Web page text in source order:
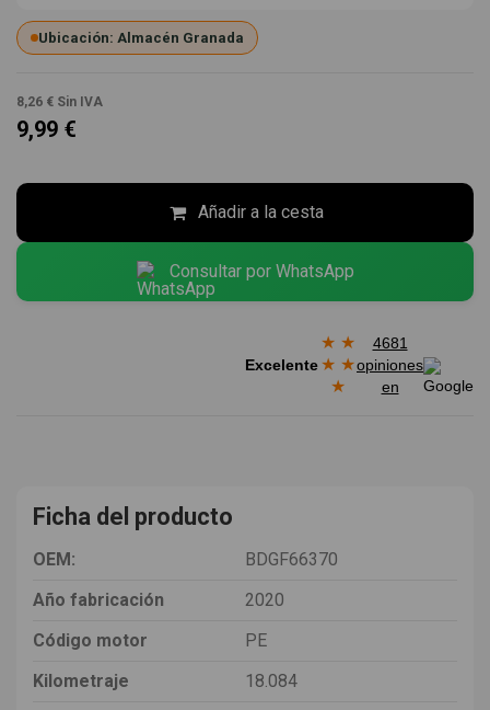
Ubicación: Almacén Granada
8,26 € Sin IVA
9,99 €
Añadir a la cesta
Consultar por WhatsApp
Excelente
★ ★
★ ★
★
4681
opiniones
en
Ficha del producto
OEM:
BDGF66370
Año fabricación
2020
Código motor
PE
Kilometraje
18.084